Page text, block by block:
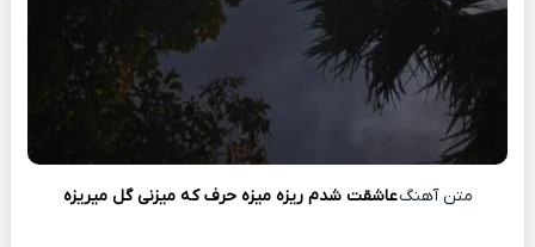
متن آهنگعاشقت شدم ریزه میزه حرف که میزنی گل میریزه